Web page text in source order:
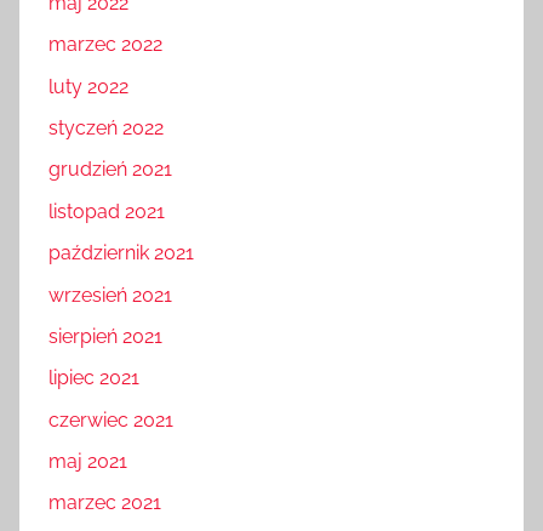
marzec 2022
luty 2022
styczeń 2022
grudzień 2021
listopad 2021
październik 2021
wrzesień 2021
sierpień 2021
lipiec 2021
czerwiec 2021
maj 2021
marzec 2021